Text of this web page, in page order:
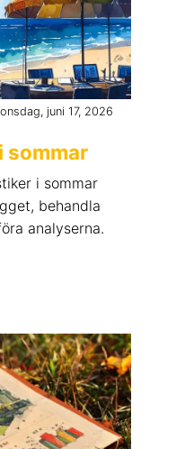
onsdag, juni 17, 2026
sommar
i sommar
behandla
analyserna.